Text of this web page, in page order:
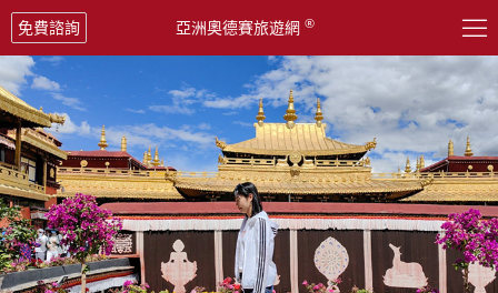

免費諮詢 亞洲奧德賽旅遊網 ®